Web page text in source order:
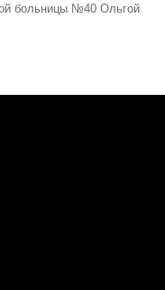
больницы №40 Ольгой